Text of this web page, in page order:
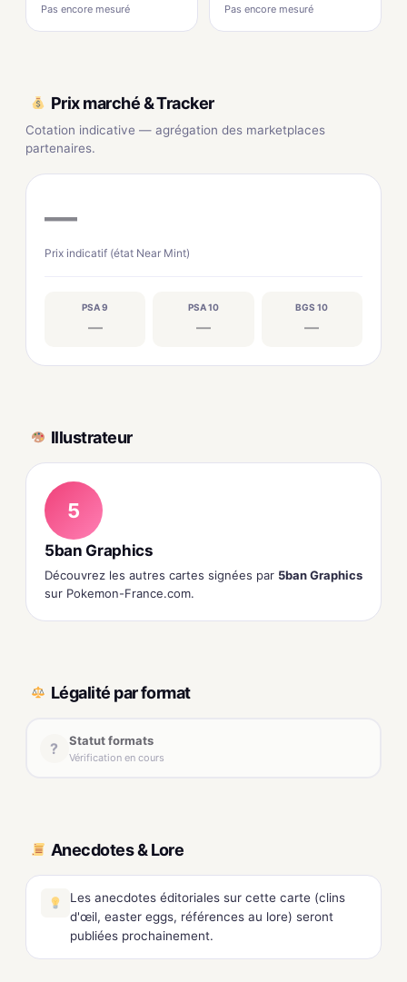
Pas encore mesuré Pas encore mesuré
Prix marché & Tracker
Cotation indicative — agrégation des marketplaces
partenaires.
—
Prix indicatif (état Near Mint)
PSA 9
—
PSA 10
—
BGS 10
—
Illustrateur
5
5ban Graphics
Découvrez les autres cartes signées par 5ban Graphics
sur Pokemon-France.com.
Légalité par format
? Statut formats
Vérification en cours
Anecdotes & Lore
Les anecdotes éditoriales sur cette carte (clins
d'œil, easter eggs, références au lore) seront
publiées prochainement.